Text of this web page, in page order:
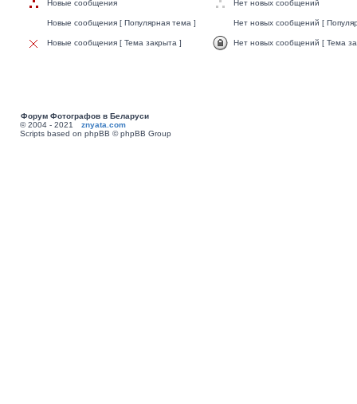
Новые сообщения Нет новых сообщений
Новые сообщения [ Популярная тема ] Нет новых сообщений [
Новые сообщения [ Тема закрыта ] Нет новых сообщений [ Тема
Форум Фотографов в Беларуси
© 2004 - 2021 znyata.com
Scripts based on phpBB © phpBB Group